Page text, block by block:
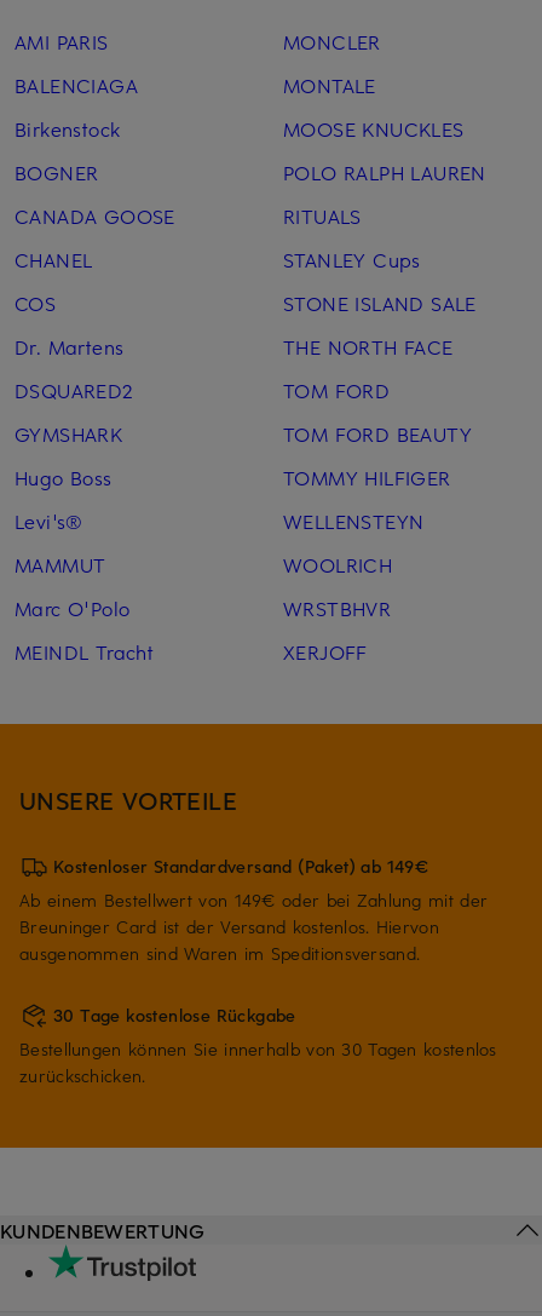
AMI PARIS
BALENCIAGA
Birkenstock
BOGNER
CANADA GOOSE
CHANEL
COS
Dr. Martens
DSQUARED2
GYMSHARK
Hugo Boss
Levi's®
MAMMUT
Marc O'Polo
MEINDL Tracht
MONCLER
MONTALE
MOOSE KNUCKLES
POLO RALPH LAUREN
RITUALS
STANLEY Cups
STONE ISLAND SALE
THE NORTH FACE
TOM FORD
TOM FORD BEAUTY
TOMMY HILFIGER
WELLENSTEYN
WOOLRICH
WRSTBHVR
XERJOFF
UNSERE VORTEILE
Kostenloser Standardversand (Paket) ab 149€
Ab einem Bestellwert von 149€ oder bei Zahlung mit der
Breuninger Card ist der Versand kostenlos. Hiervon
ausgenommen sind Waren im Speditionsversand.
30 Tage kostenlose Rückgabe
Bestellungen können Sie innerhalb von 30 Tagen kostenlos
zurückschicken.
KUNDENBEWERTUNG